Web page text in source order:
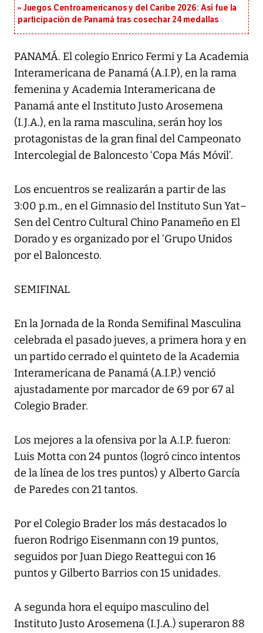
Juegos Centroamericanos y del Caribe 2026: Así fue la
participación de Panamá tras cosechar 24 medallas
PANAMÁ. El colegio Enrico Fermi y La Academia
Interamericana de Panamá (A.I.P), en la rama
femenina y Academia Interamericana de
Panamá ante el Instituto Justo Arosemena
(I.J.A.), en la rama masculina, serán hoy los
protagonistas de la gran final del Campeonato
Intercolegial de Baloncesto ‘Copa Más Móvil’.
Los encuentros se realizarán a partir de las
3:00 p.m., en el Gimnasio del Instituto Sun Yat–
Sen del Centro Cultural Chino Panameño en El
Dorado y es organizado por el ‘Grupo Unidos
por el Baloncesto.
SEMIFINAL
En la Jornada de la Ronda Semifinal Masculina
celebrada el pasado jueves, a primera hora y en
un partido cerrado el quinteto de la Academia
Interamericana de Panamá (A.I.P.) venció
ajustadamente por marcador de 69 por 67 al
Colegio Brader.
Los mejores a la ofensiva por la A.I.P. fueron:
Luis Motta con 24 puntos (logró cinco intentos
de la línea de los tres puntos) y Alberto García
de Paredes con 21 tantos.
Por el Colegio Brader los más destacados lo
fueron Rodrigo Eisenmann con 19 puntos,
seguidos por Juan Diego Reattegui con 16
puntos y Gilberto Barrios con 15 unidades.
A segunda hora el equipo masculino del
Instituto Justo Arosemena (I.J.A.) superaron 88